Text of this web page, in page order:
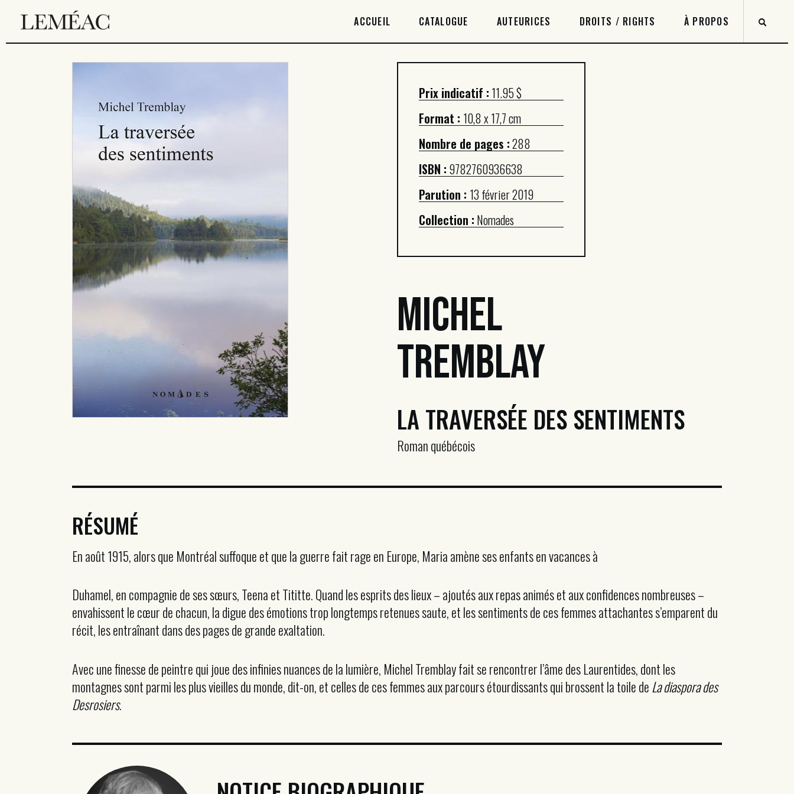
ACCUEIL CATALOGUE AUTEURICES DROITS / RIGHTS À PROPOS
CATALOGUE
Prix indicatif : 11.95 $
Format : 10,8 x 17,7 cm
Nombre de pages :288
ISBN : 9782760936638
Parution : 13 février 2019
Collection : Nomades
Michel
Tremblay
LA TRAVERSÉE DES SENTIMENTS
Roman québécois
RÉSUMÉ
En août 1915, alors que Montréal suffoque et que la guerre fait rage en Europe, Maria amène ses enfants en vacances à
Duhamel, en compagnie de ses sœurs, Teena et Tititte. Quand les esprits des lieux – ajoutés aux repas animés et aux confidences nombreuses –
envahissent le cœur de chacun, la digue des émotions trop longtemps retenues saute, et les sentiments de ces femmes attachantes s’emparent du
récit, les entraînant dans des pages de grande exaltation.
Avec une finesse de peintre qui joue des infinies nuances de la lumière, Michel Tremblay fait se rencontrer l’âme des Laurentides, dont les
montagnes sont parmi les plus vieilles du monde, dit-on, et celles de ces femmes aux parcours étourdissants qui brossent la toile de La diaspora des
Desrosiers.